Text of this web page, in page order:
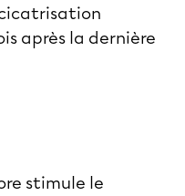
après la dernière
stimule le